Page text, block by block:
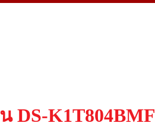
DS-K1T804BMF